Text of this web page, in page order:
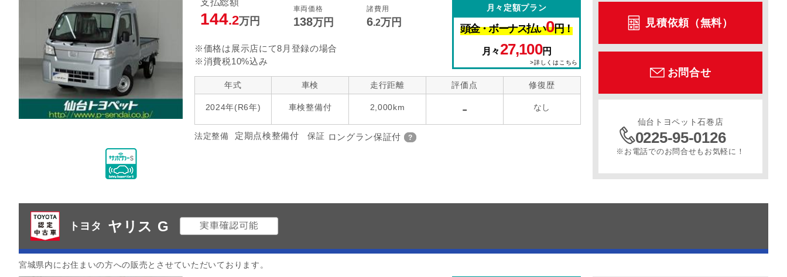
支払総額
144.2万円
車両価格
138万円
諸費用
6.2万円
※価格は展示店にて8月登録の場合
※消費税10%込み
月々定額プラン
頭金・ボーナス払い0円！
月々27,100円
>詳しくはこちら
年式
2024年(R6年)
車検
車検整備付
走行距離
2,000km
評価点
-
修復歴
なし
法定整備 定期点検整備付 保証 ロングラン保証付
見積依頼（無料）
お問合せ
仙台トヨペット石巻店
0225-95-0126
※お電話でのお問合せもお気軽に！
トヨタ ヤリス G
宮城県内にお住まいの方への販売とさせていただいております。